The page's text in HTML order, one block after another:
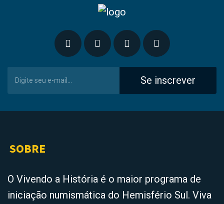
Se inscrever
SOBRE
O Vivendo a História é o maior programa de
iniciação numismática do Hemisfério Sul. Viva